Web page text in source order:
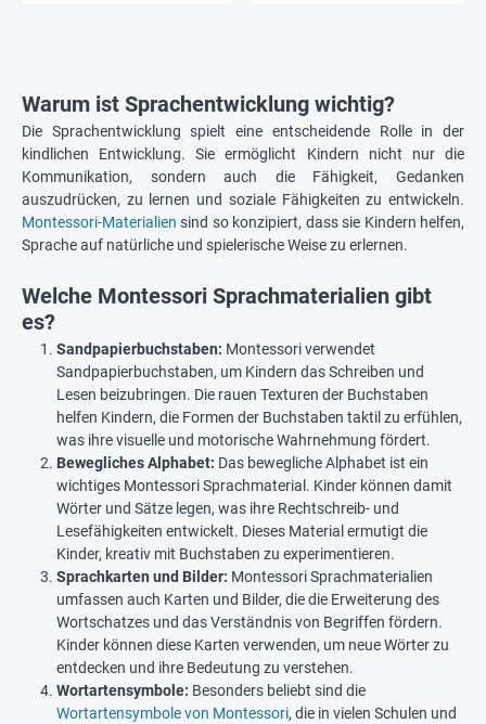
Warum ist Sprachentwicklung wichtig?
Die Sprachentwicklung spielt eine entscheidende Rolle in der
kindlichen Entwicklung. Sie ermöglicht Kindern nicht nur die
Kommunikation, sondern auch die Fähigkeit, Gedanken
auszudrücken, zu lernen und soziale Fähigkeiten zu entwickeln.
Montessori-Materialien sind so konzipiert, dass sie Kindern helfen,
Sprache auf natürliche und spielerische Weise zu erlernen.
Welche Montessori Sprachmaterialien gibt
es?
Sandpapierbuchstaben: Montessori verwendet
Sandpapierbuchstaben, um Kindern das Schreiben und
Lesen beizubringen. Die rauen Texturen der Buchstaben
helfen Kindern, die Formen der Buchstaben taktil zu erfühlen,
was ihre visuelle und motorische Wahrnehmung fördert.
Bewegliches Alphabet: Das bewegliche Alphabet ist ein
wichtiges Montessori Sprachmaterial. Kinder können damit
Wörter und Sätze legen, was ihre Rechtschreib- und
Lesefähigkeiten entwickelt. Dieses Material ermutigt die
Kinder, kreativ mit Buchstaben zu experimentieren.
Sprachkarten und Bilder: Montessori Sprachmaterialien
umfassen auch Karten und Bilder, die die Erweiterung des
Wortschatzes und das Verständnis von Begriffen fördern.
Kinder können diese Karten verwenden, um neue Wörter zu
entdecken und ihre Bedeutung zu verstehen.
Wortartensymbole: Besonders beliebt sind die
Wortartensymbole von Montessori, die in vielen Schulen und